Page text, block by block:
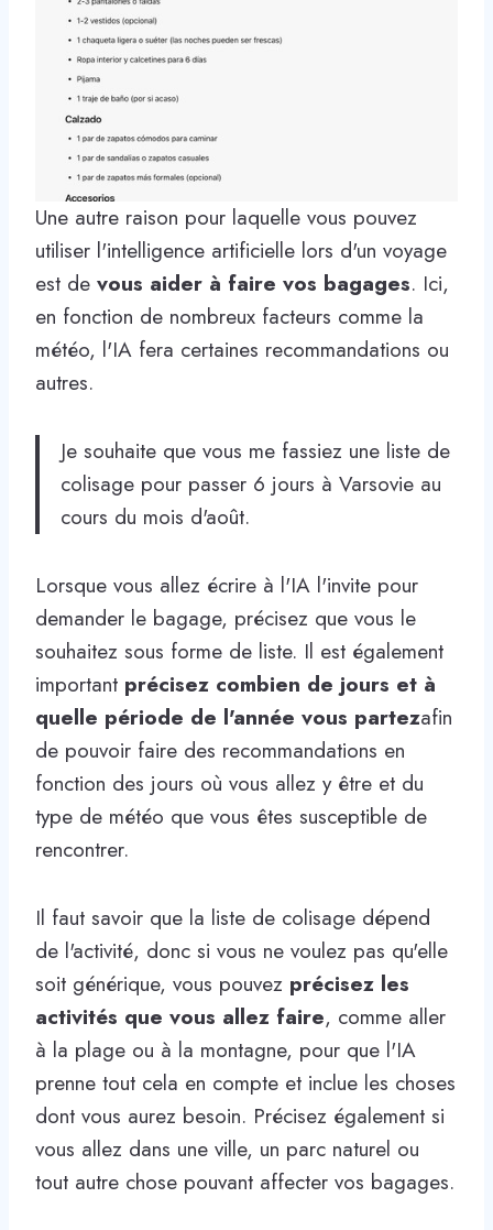
Une autre raison pour laquelle vous pouvez
utiliser l'intelligence artificielle lors d'un voyage
est de vous aider à faire vos bagages. Ici,
en fonction de nombreux facteurs comme la
météo, l'IA fera certaines recommandations ou
autres.
Je souhaite que vous me fassiez une liste de
colisage pour passer 6 jours à Varsovie au
cours du mois d'août.
Lorsque vous allez écrire à l'IA l'invite pour
demander le bagage, précisez que vous le
souhaitez sous forme de liste. Il est également
important précisez combien de jours et à
quelle période de l'année vous partezafin
de pouvoir faire des recommandations en
fonction des jours où vous allez y être et du
type de météo que vous êtes susceptible de
rencontrer.
Il faut savoir que la liste de colisage dépend
de l'activité, donc si vous ne voulez pas qu'elle
soit générique, vous pouvez précisez les
activités que vous allez faire, comme aller
à la plage ou à la montagne, pour que l'IA
prenne tout cela en compte et inclue les choses
dont vous aurez besoin. Précisez également si
vous allez dans une ville, un parc naturel ou
tout autre chose pouvant affecter vos bagages.